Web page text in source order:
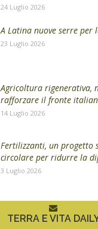
24 Luglio 2026
A Latina nuove serre per
23 Luglio 2026
Agricoltura rigenerativa,
rafforzare il fronte
14 Luglio 2026
Fertilizzanti, un progetto
circolare per ridurre la
3 Luglio 2026
TERRA E VITA